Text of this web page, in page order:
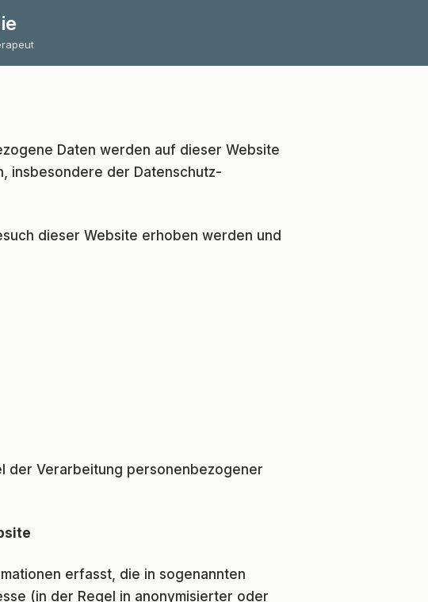
Daten werden auf dieser Website
insbesondere der Datenschutz-
dieser Website erhoben werden und
der Verarbeitung personenbezogener
erfasst, die in sogenannten
(in der Regel in anonymisierter oder